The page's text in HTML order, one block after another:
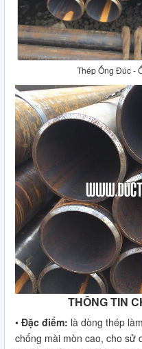
Thép Ống Đúc -
THÔNG TIN
• Đặc điểm: là dòng thép
chống mài mòn cao, cho sử